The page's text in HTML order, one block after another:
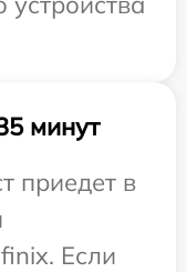
минут
приедет в
Если